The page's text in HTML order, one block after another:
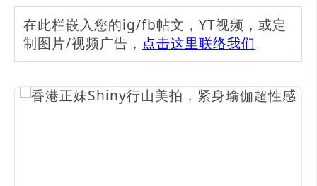
在此栏嵌入您的ig/fb帖文，YT视频，或定
制图片/视频广告， 点击这里联络我们